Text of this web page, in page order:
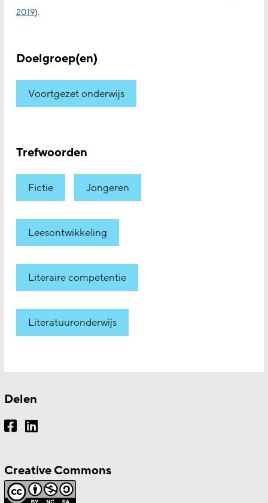
2019).
Doelgroep(en)
Voortgezet onderwijs
Trefwoorden
Fictie Jongeren
Leesontwikkeling
Literaire competentie
Literatuuronderwijs
Delen
Creative Commons